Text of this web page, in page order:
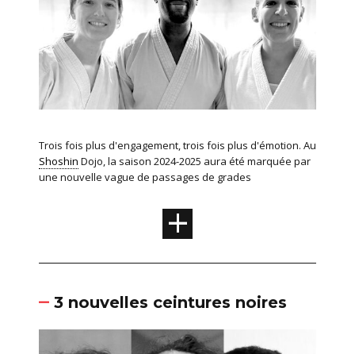
Trois fois plus d'engagement, trois fois plus d'émotion. Au
Shoshin Dojo, la saison 2024-2025 aura été marquée par
une nouvelle vague de passages de grades
+
3 nouvelles ceintures noires